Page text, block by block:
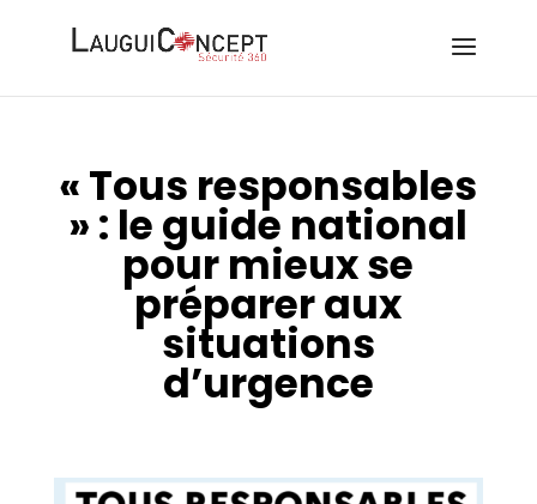
« Tous responsables
» : le guide national
pour mieux se
préparer aux
situations
d’urgence